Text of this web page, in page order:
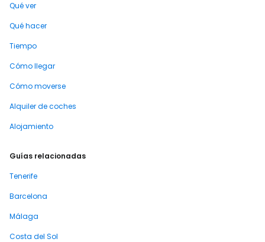
Qué ver
Qué hacer
Tiempo
Cómo llegar
Cómo moverse
Alquiler de coches
Alojamiento
Guías relacionadas
Tenerife
Barcelona
Málaga
Costa del Sol